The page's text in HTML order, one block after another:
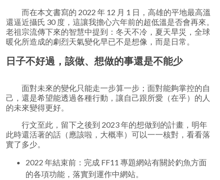
而在本文書寫的 2022 年 12 月 1 日，高雄的平地最高溫
還逼近攝氏 30 度，這讓我擔心六年前的超低溫是否會再來。
老祖宗流傳下來的智慧中提到：冬天不冷，夏天旱災，全球
暖化所造成的劇烈天氣變化早已不是想像，而是日常。
日子不好過，該做、想做的事還是不能少
面對未來的變化只能走一步算一步；面對能夠掌控的自
己，還是希望能透過各種行動，讓自己跟所愛（在乎）的人
的未來變得更好。
行文至此，留下之後到 2023 年的想做到的計畫，明年
此時還活著的話（應該啦，大概率）可以一一核對，看看落
實了多少。
2022 年結束前：完成 FF11 專題網站有關於釣魚方面
的各項功能，落實到運作中網站。